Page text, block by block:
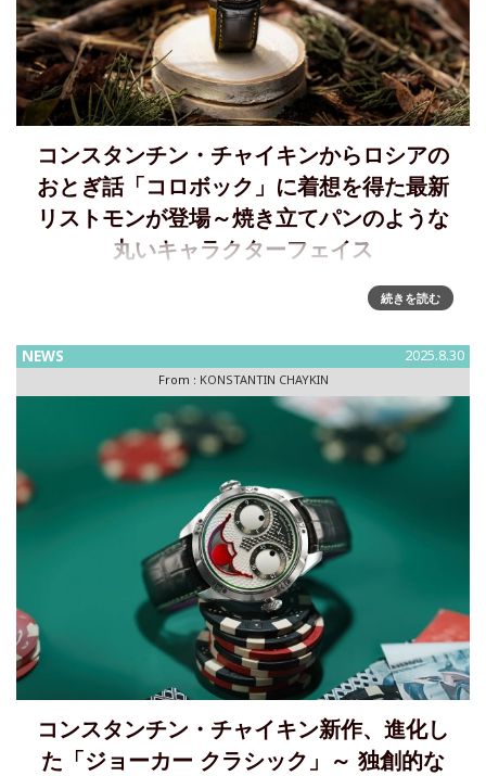
コンスタンチン・チャイキンからロシアの
おとぎ話「コロボック」に着想を得た最新
リストモンが登場～焼き立てパンのような
丸いキャラクターフェイス
コンスタンチン・チャイキン、「KOLOBOK 2」発表～ロシ
ア民話から生まれた最新リストモン がついに、来日ロシアの
初のロシアのスマイリー」と呼ばれるコロボックを現代に蘇
らせた最新作。世
続きを読む
NEWS 2025.8.30
From : KONSTANTIN CHAYKIN
コンスタンチン・チャイキン新作、進化し
た「ジョーカー クラシック」～ 独創的な